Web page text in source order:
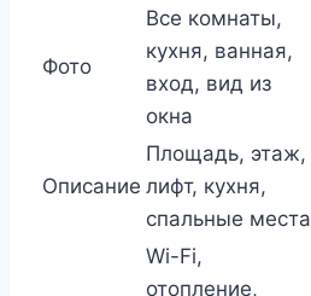
Фото
Все комнаты,
кухня, ванная,
вход, вид из
окна
Описание
Площадь, этаж,
лифт, кухня,
спальные места
Wi-Fi,
отопление,